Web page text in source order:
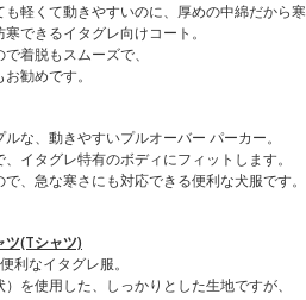
軽くて動きやすいのに、厚めの中綿だから寒
できるイタグレ向けコート。
着脱もスムーズで、
勧めです。
な、動きやすいプルオーバー パーカー。
イタグレ特有のボディにフィットします。
、急な寒さにも対応できる便利な犬服です。
ツ(Tシャツ)
利なイタグレ服。
を使用した、しっかりとした生地ですが、